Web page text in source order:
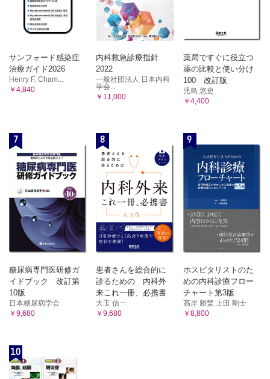
サンフォード感染症
治療ガイド2026
Henry F. Cham...
￥4,840
内科救急診療指針
2022
一般社団法人 日本内科
学会...
￥11,000
薬局ですぐに役立つ
薬の比較と使い分け
100 改訂版
児島 悠史
￥4,400
7
糖尿病専門医研修ガ
イドブック 改訂第
10版
日本糖尿病学会
￥9,680
8
患者さんを総合的に
診るための 内科外
来これ一冊、必携書
大玉 信一
￥9,680
9
ホスピタリストのた
めの内科診療フロー
チャート第3版
髙岸 勝繁 上田 剛士
￥8,800
10